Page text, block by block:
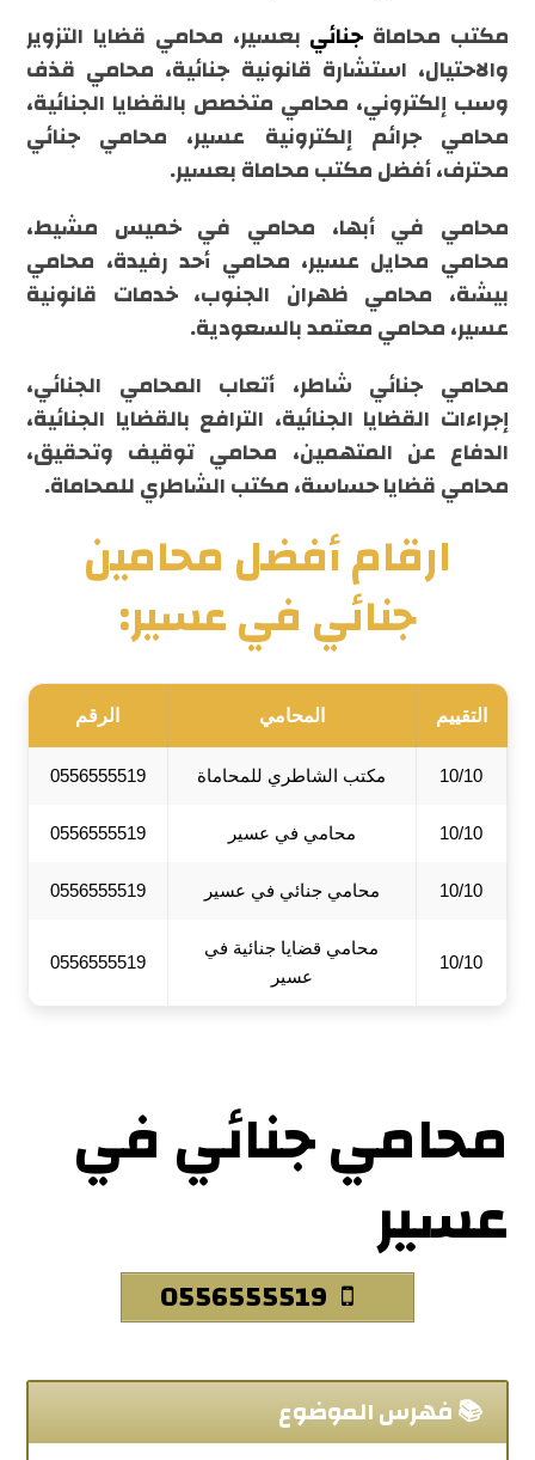
مكتب محاماة جنائي بعسير، محامي قضايا التزوير
والاحتيال، استشارة قانونية جنائية، محامي قذف
وسب إلكتروني، محامي متخصص بالقضايا الجنائية،
محامي جرائم إلكترونية عسير، محامي جنائي
محترف، أفضل مكتب محاماة بعسير.
محامي في أبها، محامي في خميس مشيط،
محامي محايل عسير، محامي أحد رفيدة، محامي
بيشة، محامي ظهران الجنوب، خدمات قانونية
عسير، محامي معتمد بالسعودية.
محامي جنائي شاطر، أتعاب المحامي الجنائي،
إجراءات القضايا الجنائية، الترافع بالقضايا الجنائية،
الدفاع عن المتهمين، محامي توقيف وتحقيق،
محامي قضايا حساسة، مكتب الشاطري للمحاماة.
ارقام أفضل محامين
جنائي في عسير:
التقييم المحامي الرقم
10/10 مكتب الشاطري للمحاماة 0556555519
10/10 محامي في عسير 0556555519
10/10 محامي جنائي في عسير 0556555519
10/10
محامي قضايا جنائية في
عسير
0556555519
محامي جنائي في
عسير
📚 فهرس الموضوع